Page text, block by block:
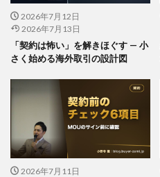
2026年7月12日
2026年7月13日
「契約は怖い」を解きほぐす — 小
さく始める海外取引の設計図
2026年7月11日